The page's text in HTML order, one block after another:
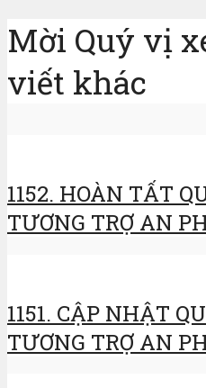
Mời Quý vị
viết khác
1152. HOÀN TẤT
TƯƠNG TRỢ AN
1151. CẬP NHẬT
TƯƠNG TRỢ AN